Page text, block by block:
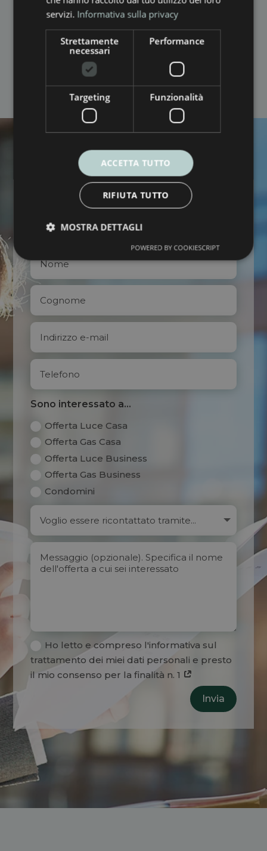
   
RICHIEDI L'OFFERTA
Sono interessato a...
Offerta Luce Casa
Offerta Gas Casa
Offerta Luce Business
Offerta Gas Business
Condomini
Ho letto e compreso l'informativa sul
trattamento dei miei dati personali e presto
il mio consenso per la finalità n. 1
Invia
servizi. Informativa sulla privacy
Strettamente
necessari
Performance
Targeting Funzionalità
ACCETTA TUTTO
RIFIUTA TUTTO
MOSTRA DETTAGLI
POWERED BY COOKIESCRIPT